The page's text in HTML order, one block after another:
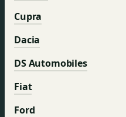
Cupra
Dacia
DS Automobiles
Fiat
Ford